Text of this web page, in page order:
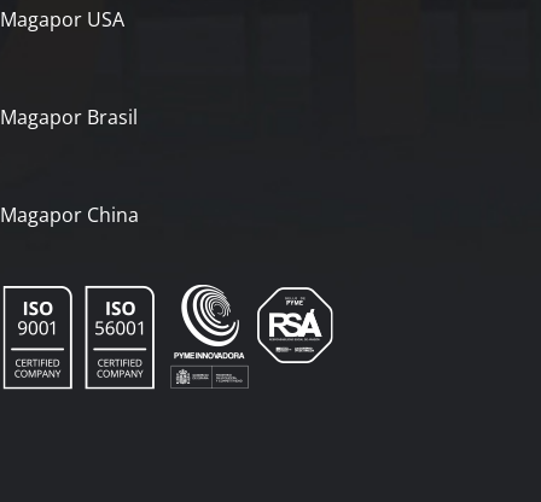
Magapor USA
Magapor Brasil
Magapor China